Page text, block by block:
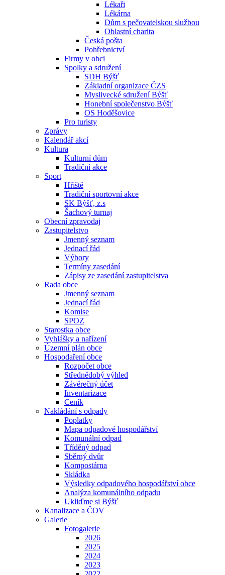
Lékaři
Lékárna
Dům s pečovatelskou službou
Oblastní charita
Česká pošta
Pohřebnictví
Firmy v obci
Spolky a sdružení
SDH Býšť
Základní organizace ČZS
Myslivecké sdružení Býšť
Honební společenstvo Býšť
OS Hoděšovice
Pro turisty
Zprávy
Kalendář akcí
Kultura
Kulturní dům
Tradiční akce
Sport
Hřiště
Tradiční sportovní akce
SK Býšť, z.s
Šachový turnaj
Obecní zpravodaj
Zastupitelstvo
Jmenný seznam
Jednací řád
Výbory
Termíny zasedání
Zápisy ze zasedání zastupitelstva
Rada obce
Jmenný seznam
Jednací řád
Komise
SPOZ
Starostka obce
Vyhlášky a nařízení
Územní plán obce
Hospodaření obce
Rozpočet obce
Střednědobý výhled
Závěrečný účet
Inventarizace
Ceník
Nakládání s odpady
Poplatky
Mapa odpadové hospodářství
Komunální odpad
Tříděný odpad
Sběrný dvůr
Kompostárna
Skládka
Výsledky odpadového hospodářství obce
Analýza komunálního odpadu
Ukliďme si Býšť
Kanalizace a ČOV
Galerie
Fotogalerie
2026
2025
2024
2023